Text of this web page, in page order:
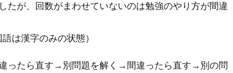
たが、回数がまわせていないのは勉強のやり方が間違
は漢字のみの状態）
ったら直す→別問題を解く→間違ったら直す→別の問